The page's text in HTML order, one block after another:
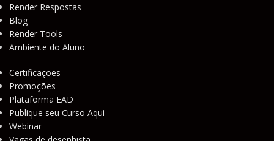
Render Respostas
Blog
Render Tools
Ambiente do Aluno
Certificações
Promoções
Plataforma EAD
Publique seu Curso Aqui
Webinar